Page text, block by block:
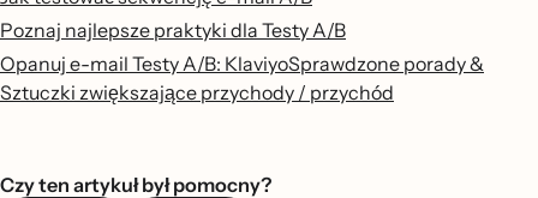
Poznaj najlepsze praktyki dla Testy A/B
Opanuj e-mail Testy A/B: KlaviyoSprawdzone porady &
Sztuczki zwiększające przychody / przychód
Czy ten artykuł był pomocny?